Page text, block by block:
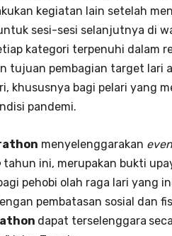
kegiatan lain setelah
sesi-sesi selanjutnya di
kategori terpenuhi dalam
tujuan pembagian target lari
khususnya bagi pelari yang
pandemi.
menyelenggarakan
tahun ini, merupakan bukti
pehobi olah raga lari yang
pembatasan sosial dan
dapat terselenggara